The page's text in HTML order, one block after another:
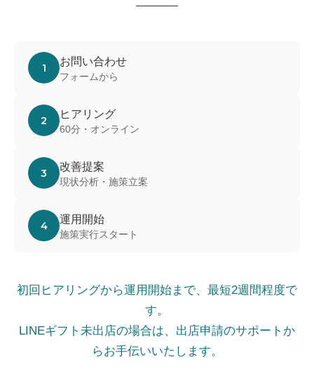
1 お問い合わせ
フォームから
2 ヒアリング
60分・オンライン
3 改善提案
現状分析・施策立案
4 運用開始
施策実行スタート
初回ヒアリングから運用開始まで、最短2週間程度で
す。
LINEギフト未出店の場合は、出店申請のサポートか
らお手伝いいたします。